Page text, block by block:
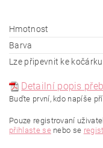
Hmotnost
Barva
Lze připevnit ke kočárku
Detailní popis
Buďte první, kdo napíše
Pouze registrovaní
přihlaste senebo se